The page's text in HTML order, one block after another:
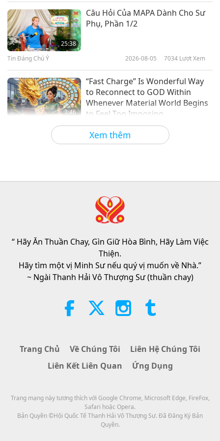
Cầu Nguyện Cho Thế Giới Được
Xem thêm
25:38
Câu Hỏi Của MAPA Dành Cho Sư
Phụ, Phần 1/2
Tin Đáng Chú Ý 2026-08-05 7034 Lượt Xem
3:46
“Fast Charge” Is Wonderful Way
to Reconnect to GOD Within
Whenever Material World Begins
to Feel Too Imposing
2026-08-05 1185
38:07
Đạo Đức Hồi Giáo Về Nước: Trích
Lời Thánh Khải 2026-08-05 259Lượt Xem
21:56
Quen Hằng Ngày Định Hình Sức
Khỏe Xương
Mặt Trăng: Người Bạn Đồng Hành
Rực Sáng Trên Bầu Trời Của
Khoa Học và Tâm Linh 2026-08-05 283Lượt Xem
Tiếng Hót Đầy Xúc Động Của Một
“ Hãy Ăn Thuần Chay, Gìn Giữ Hòa Bình, Hãy Làm Việc
Thiện.
Hãy tìm một vị Minh Sư nếu quý vị muốn về Nhà.”
~ Ngài Thanh Hải Vô Thượng Sư (thuần chay)
Trang Chủ Về Chúng Tôi
Liên Hệ Chúng Tôi
Liên Kết Liên Quan
Ứng Dụng
Trang mạng này tương thích với Google Chrome, Microsoft Edge, FireFox,
Safari hoặc Opera.
Bản Quyền ©Hội Quốc Tế Thanh Hải Vô Thượng Sư. Đã Đăng Ký Bản
Quyền.